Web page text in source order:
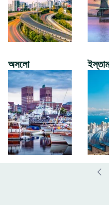
অসলো